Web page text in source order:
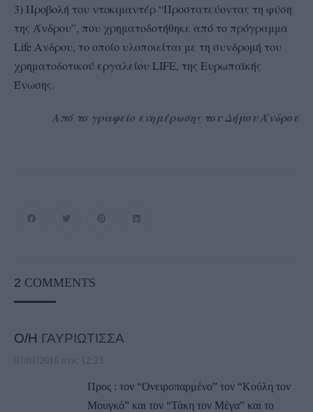
3) Προβολή του ντοκιμαντέρ “Προστατεύοντας τη φύση
της Άνδρου”, που χρηματοδοτήθηκε από το πρόγραμμα
Life Ανδρου, το οποίο υλοποιείται με τη συνδρομή του
χρηματοδοτικού εργαλείου LIFE, της Ευρωπαϊκής
Ένωσης.
Από το γραφείο ενημέρωσης του Δήμου Άνδρου
2 COMMENTS
Ο/Η ΓΑΥΡΙΩΤΙΣΣΑ
07/01/2016 στις 12:23
Προς : τον “Ονειροπαρμένο” τον “Κούλη τον
Μουγκό” και τον “Τάκη τον Μέγα” και το